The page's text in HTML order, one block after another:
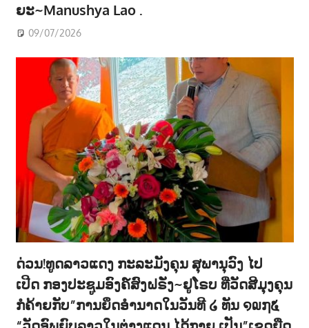
ຍະ~Manushya Lao .
09/07/2026
ດ່ວນ!ທູດລາວແດງ ກະລະມັງຄຸນ ສຸພານຸວົງ ໄປ
ເປີດ ກອງປະຊູມອົງຄ໌ສົງຝຣັ່ງ~ຢູໂຣບ ທີ່ວັດສີມຸງຄຸນ
ກໍຄ້າຍກັບ”ການຍຶດອຳນາດໃນວັນທີ ໒ ທັນ ໑໙໗໕